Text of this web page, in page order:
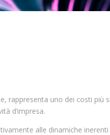
rappresenta uno dei costi più
d’impresa.
alle dinamiche